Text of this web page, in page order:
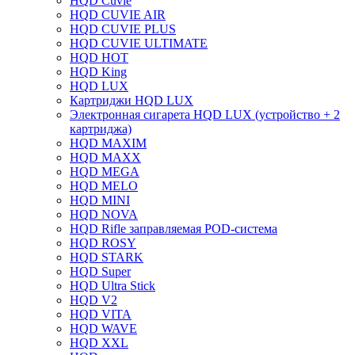
HQD CUVIE AIR
HQD CUVIE PLUS
HQD CUVIE ULTIMATE
HQD HOT
HQD King
HQD LUX
Картриджи HQD LUX
Электронная сигарета HQD LUX (устройство + 2
картриджа)
HQD MAXIM
HQD MAXX
HQD MEGA
HQD MELO
HQD MINI
HQD NOVA
HQD Rifle заправляемая POD-система
HQD ROSY
HQD STARK
HQD Super
HQD Ultra Stick
HQD V2
HQD VITA
HQD WAVE
HQD XXL